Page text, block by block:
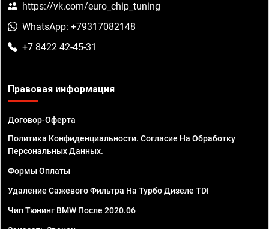
https://vk.com/euro_chip_tuning
WhatsApp: +79317082148
+7 8422 42-45-31
Правовая информация
Договор-Оферта
Политика Конфиденциальности. Согласие На Обработку
Персональных Данных.
Формы Оплаты
Удаление Сажевого Фильтра На Турбо Дизеле TDI
Чип Тюнинг BMW После 2020.06